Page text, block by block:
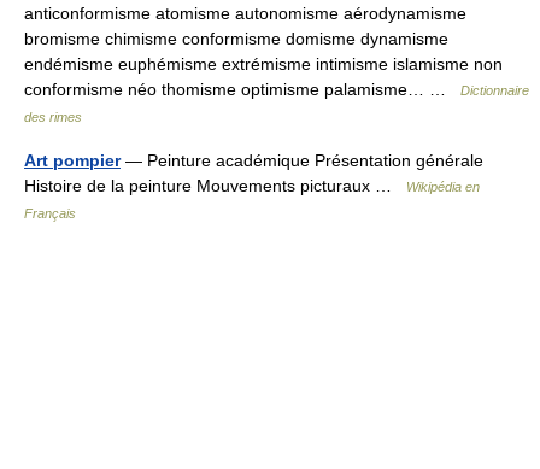
anticonformisme atomisme autonomisme aérodynamisme
bromisme chimisme conformisme domisme dynamisme
endémisme euphémisme extrémisme intimisme islamisme non
conformisme néo thomisme optimisme palamisme… …
Dictionnaire
des rimes
Art pompier— Peinture académique Présentation générale
Histoire de la peinture Mouvements picturaux …
Wikipédia en
Français